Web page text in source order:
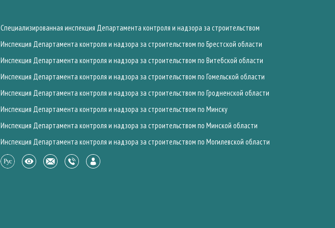
Специализированная инспекция Департамента контроля и надзора за строительством
Инспекция Департамента контроля и надзора за строительством по Брестской области
Инспекция Департамента контроля и надзора за строительством по Витебской области
Инспекция Департамента контроля и надзора за строительством по Гомельской области
Инспекция Департамента контроля и надзора за строительством по Гродненской области
Инспекция Департамента контроля и надзора за строительством по Минску
Инспекция Департамента контроля и надзора за строительством по Минской области
Инспекция Департамента контроля и надзора за строительством по Могилевской области